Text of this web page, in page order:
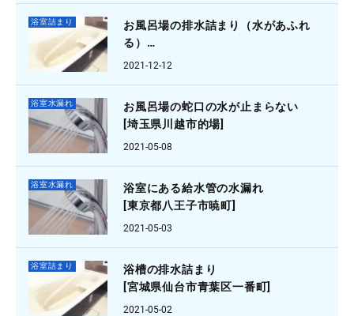
浴室詰まり
お風呂場の排水詰まり（水があふれ
る）
[東京都西東京市]
2021-12-12
浴室水漏れ
お風呂場の蛇口の水が止まらない
[埼玉県川越市的場]
2021-05-08
浴室水漏れ
浴室にある給水管の水漏れ
[東京都八王子市暁町]
2021-05-03
浴室詰まり
浴槽の排水詰まり
[宮城県仙台市青葉区一番町]
2021-05-02